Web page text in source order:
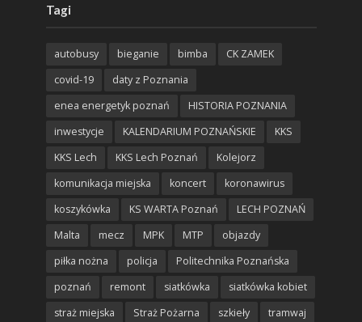
Tagi
autobusy bieganie bimba
CK ZAMEK
covid-19
daty z Poznania
enea energetyk poznań
HISTORIA POZNANIA
inwestycje
KALENDARIUM POZNAŃSKIE
KKS
KKS Lech
KKS Lech Poznań
Kolejorz
komunikacja miejska
koncert
koronawirus
koszykówka
KS WARTA Poznań
LECH POZNAŃ
Malta
mecz MPK MTP
objazdy
piłka nożna
policja
Politechnika Poznańska
poznań
remont siatkówka
siatkówka kobiet
straż miejska
Straż Pożarna szkieły tramwaj